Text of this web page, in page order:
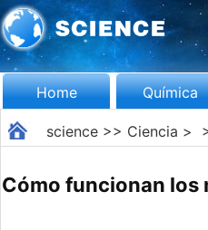
Home Química
science>> Ciencia >
Cómo funcionan